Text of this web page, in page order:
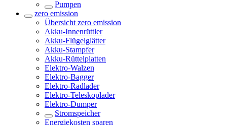
Pumpen
zero emission
Übersicht zero emission
Akku-Innenrüttler
Akku-Flügelglätter
Akku-Stampfer
Akku-Rüttelplatten
Elektro-Walzen
Elektro-Bagger
Elektro-Radlader
Elektro-Teleskoplader
Elektro-Dumper
Stromspeicher
Energiekosten sparen